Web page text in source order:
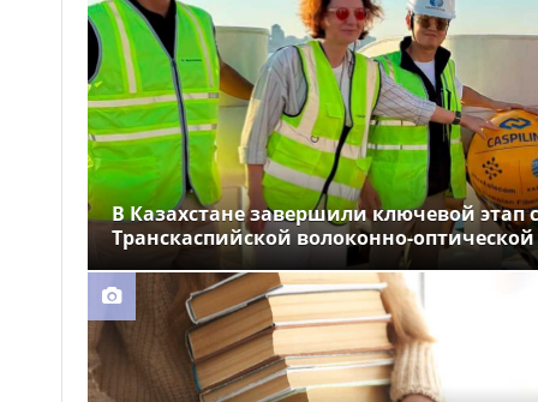
15:44
Ребёнок погиб после
падения из окна девятого этажа
в Шымкенте
В Казахстане завершили ключевой этап
Транскаспийской волоконно-